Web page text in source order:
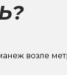
возле